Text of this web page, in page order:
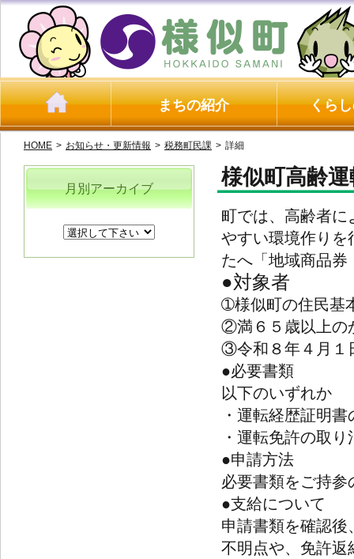
まちの紹介 くら
HOME > お知らせ・更新情報 > 税務町民課 > 詳細
様似町高齢
町では、高齢者
やすい環境作りを
たへ「地域商品
●対象者
➀様似町の住民基
②満６５歳以上の
③令和８年４月１
●必要書類
以下のいずれか
・運転経歴証明書
・運転免許の取
●申請方法
必要書類をご持
●支給について
申請書類を確認
不明点や、免許返
月別アーカイブ